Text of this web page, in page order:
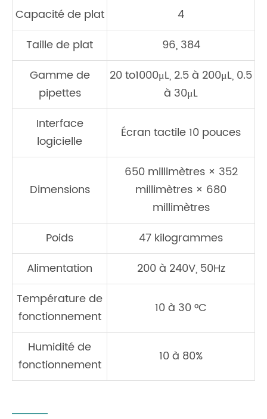
Capacité de plat
4
Taille de plat
96, 384
Gamme de
pipettes
20 to1000μL, 2.5 à 200μL, 0.5
à 30μL
Interface
logicielle
Écran tactile 10 pouces
Dimensions
650 millimètres × 352
millimètres × 680
millimètres
Poids
47 kilogrammes
Alimentation
200 à 240V, 50Hz
Température de
fonctionnement
10 à 30 °C
Humidité de
fonctionnement
10 à 80%